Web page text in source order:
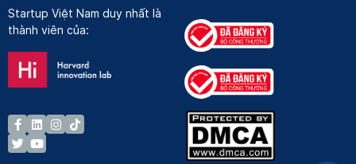
Startup Việt Nam duy nhất là
thành viên của: